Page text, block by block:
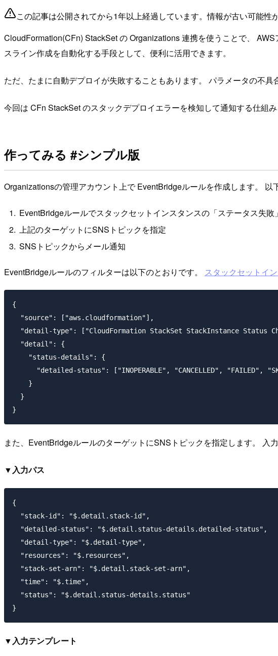
この記事は公開されてから1年以上経過しています。情報が古い可能性
CloudFormation(CFn) StackSet の Organizations 連携を使うことで、
スライン作成を自動化する手段として、便利に活用できます。
ただ、たまに自動デプロイが失敗することもあります。 パラメータの不具
今回は CFn StackSet のスタックデプロイエラーを検知して通知する仕組み
作ってみる #シンプル版
Organizationsの管理アカウント上で EventBridgeルールを作成します。 以
EventBridgeルールでスタックセットインスタンスの「ステータス失敗
上記のターゲットにSNSトピックを指定
SNSトピックからメール通知
EventBridgeルールのフィルターは以下のとおりです。 スタックセットイ
{
  "source": ["aws.cloudformation"],
"detail-type": ["CloudFormation StackSet StackInstance Status
  "detail": {
    "status-details": {
"detailed-status": ["INOPERABLE", "CANCELLED", "FAILED",
    }
  }
また、EventBridgeルールのターゲットにSNSトピックを指定します。 入
▼入力パス
{
  "stack-id": "$.detail.stack-id",
  "detailed-status": "$.detail.status-details.detailed-status",
  "detail-type": "$.detail-type",
  "resources": "$.resources",
  "stack-set-arn": "$.detail.stack-set-arn",
  "time": "$.time",
  "status": "$.detail.status-details.status"
▼入力テンプレート